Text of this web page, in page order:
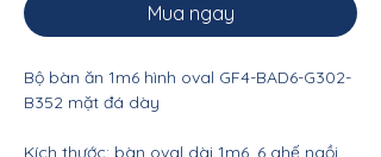
Mua ngay
Bộ bàn ăn 1m6 hình oval GF4-BAD6-G302-
B352 mặt đá dày
Kích thước: bàn oval dài 1m6, 6 ghế ngồi